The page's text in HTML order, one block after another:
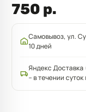
750 р.
Самовывоз, ул.
10 дней
Яндекс Доставка
– в течении